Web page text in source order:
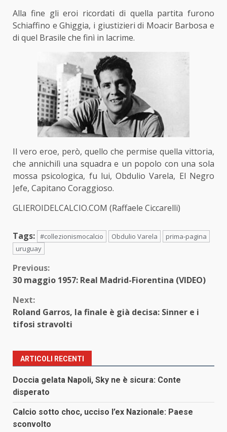
Alla fine gli eroi ricordati di quella partita furono
Schiaffino e Ghiggia, i giustizieri di Moacir Barbosa e
di quel Brasile che finì in lacrime.
Il vero eroe, però, quello che permise quella vittoria,
che annichilì una squadra e un popolo con una sola
mossa psicologica, fu lui, Obdulio Varela, El Negro
Jefe, Capitano Coraggioso.
GLIEROIDELCALCIO.COM (Raffaele Ciccarelli)
Tags: #collezionismocalcio Obdulio Varela
prima-pagina
uruguay
Continue
Reading
Previous:
30 maggio 1957: Real Madrid-Fiorentina (VIDEO)
Next:
Roland Garros, la finale è già decisa: Sinner e i
tifosi stravolti
ARTICOLI RECENTI
Doccia gelata Napoli, Sky ne è sicura: Conte
disperato
Calcio sotto choc, ucciso l’ex Nazionale: Paese
sconvolto